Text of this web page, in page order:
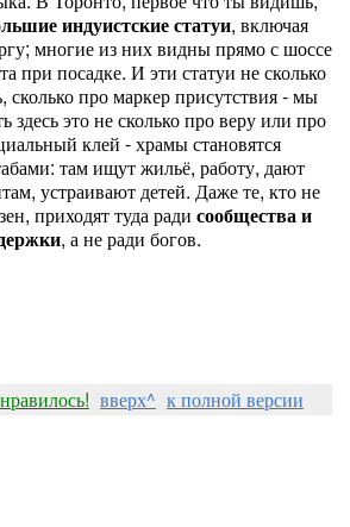
индуистские статуи, включая
многие из них видны прямо с шоссе
при посадке. И эти статуи не сколько
сколько про маркер присутствия - мы
здесь это не сколько про веру или про
клей - храмы становятся
там ищут жильё, работу, дают
устраивают детей. Даже те, кто не
приходят туда ради сообщества и
, а не ради богов.
вверх^ к полной версии